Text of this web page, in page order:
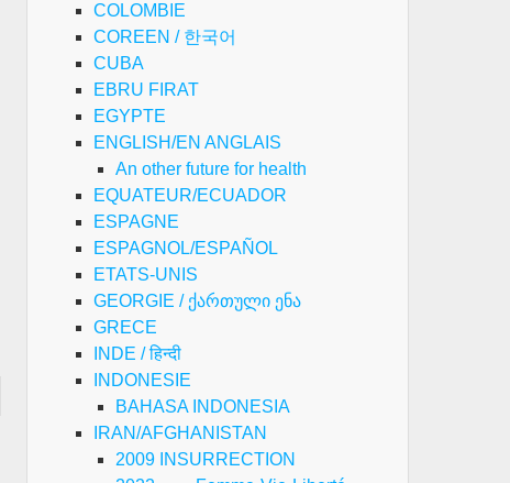
COLOMBIE
COREEN / 한국어
CUBA
EBRU FIRAT
EGYPTE
ENGLISH/EN ANGLAIS
An other future for health
EQUATEUR/ECUADOR
ESPAGNE
ESPAGNOL/ESPAÑOL
ETATS-UNIS
GEORGIE / ქართული ენა
GRECE
INDE / हिन्दी
INDONESIE
BAHASA INDONESIA
IRAN/AFGHANISTAN
2009 INSURRECTION